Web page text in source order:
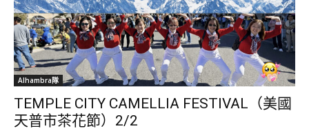
Alhambra隊
TEMPLE CITY CAMELLIA FESTIVAL（美國
天普市茶花節）2/2